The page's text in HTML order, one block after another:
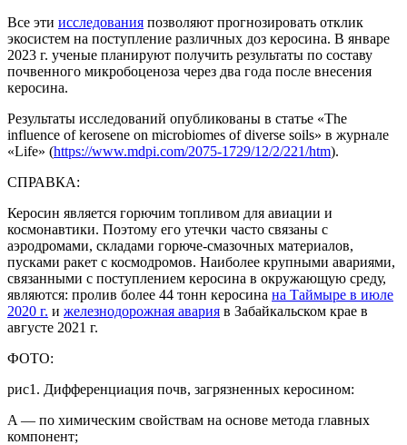
Все эти исследования позволяют прогнозировать отклик
экосистем на поступление различных доз керосина. В январе
2023 г. ученые планируют получить результаты по составу
почвенного микробоценоза через два года после внесения
керосина.
Результаты исследований опубликованы в статье «The
influence of kerosene on microbiomes of diverse soils» в журнале
«Life» (https://www.mdpi.com/2075-1729/12/2/221/htm).
СПРАВКА:
Керосин является горючим топливом для авиации и
космонавтики. Поэтому его утечки часто связаны с
аэродромами, складами горюче-смазочных материалов,
пусками ракет с космодромов. Наиболее крупными авариями,
связанными с поступлением керосина в окружающую среду,
являются: пролив более 44 тонн керосина на Таймыре в июле
2020 г. и железнодорожная авария в Забайкальском крае в
августе 2021 г.
ФОТО:
рис1. Дифференциация почв, загрязненных керосином:
A — по химическим свойствам на основе метода главных
компонент;